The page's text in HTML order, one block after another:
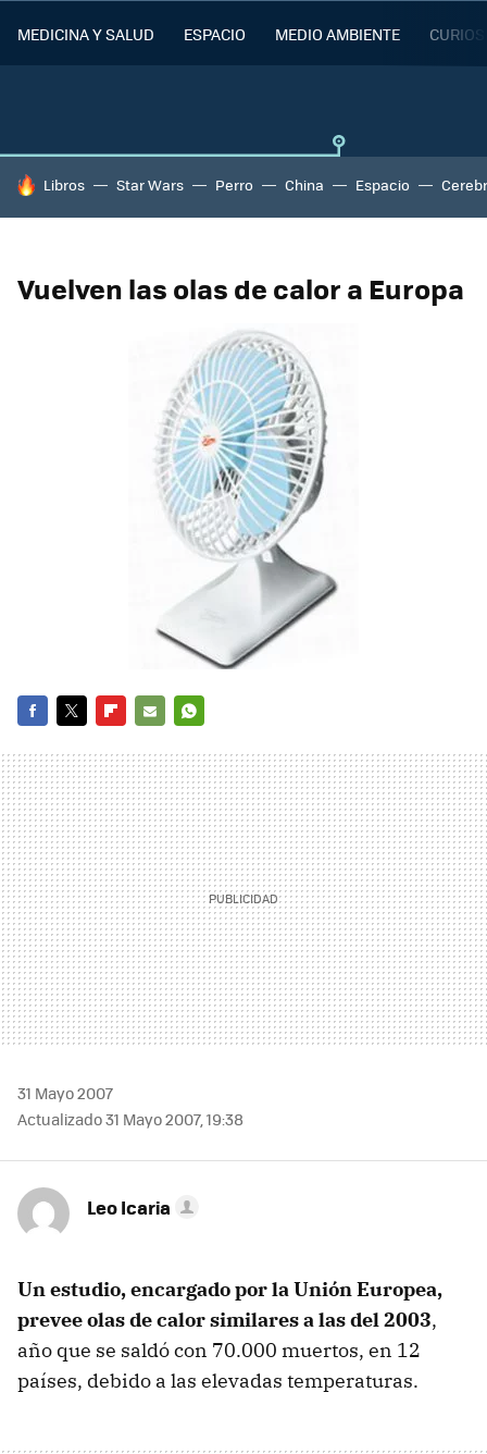
MEDICINA Y SALUD ESPACIO MEDIO AMBIENTE
HOY SE HABLA DE
Libros Star Wars Perro China Espacio
Vuelven las olas de calor a Europa
MAIL
31 Mayo 2007
Actualizado 31 Mayo 2007, 19:38
Leo Icaria
Un estudio, encargado por la Unión Europea,
prevee olas de calor similares a las del 2003,
año que se saldó con 70.000 muertos, en 12
países, debido a las elevadas temperaturas.